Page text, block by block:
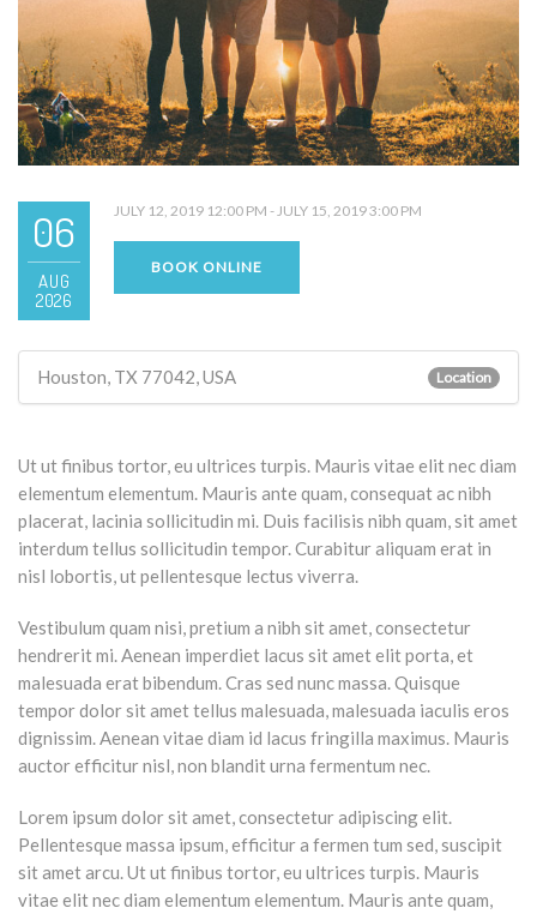
06
AUG
2026
JULY 12, 2019 12:00 PM - JULY 15, 2019 3:00 PM
BOOK ONLINE
Houston, TX 77042, USA Location
Ut ut finibus tortor, eu ultrices turpis. Mauris vitae elit nec diam
elementum elementum. Mauris ante quam, consequat ac nibh
placerat, lacinia sollicitudin mi. Duis facilisis nibh quam, sit amet
interdum tellus sollicitudin tempor. Curabitur aliquam erat in
nisl lobortis, ut pellentesque lectus viverra.
Vestibulum quam nisi, pretium a nibh sit amet, consectetur
hendrerit mi. Aenean imperdiet lacus sit amet elit porta, et
malesuada erat bibendum. Cras sed nunc massa. Quisque
tempor dolor sit amet tellus malesuada, malesuada iaculis eros
dignissim. Aenean vitae diam id lacus fringilla maximus. Mauris
auctor efficitur nisl, non blandit urna fermentum nec.
Lorem ipsum dolor sit amet, consectetur adipiscing elit.
Pellentesque massa ipsum, efficitur a fermen tum sed, suscipit
sit amet arcu. Ut ut finibus tortor, eu ultrices turpis. Mauris
vitae elit nec diam elementum elementum. Mauris ante quam,